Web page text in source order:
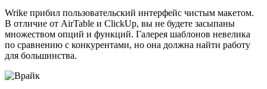
Wrike прибил пользовательский интерфейс чистым макетом.
В отличие от AirTable и ClickUp, вы не будете засыпаны
множеством опций и функций. Галерея шаблонов невелика
по сравнению с конкурентами, но она должна найти работу
для большинства.